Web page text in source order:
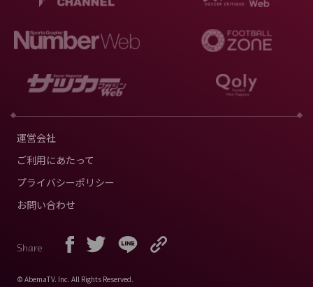
運営会社
ご利用にあたって
プライバシーポリシー
お問い合わせ
Share
© AbemaTV. Inc. All Rights Reserved.